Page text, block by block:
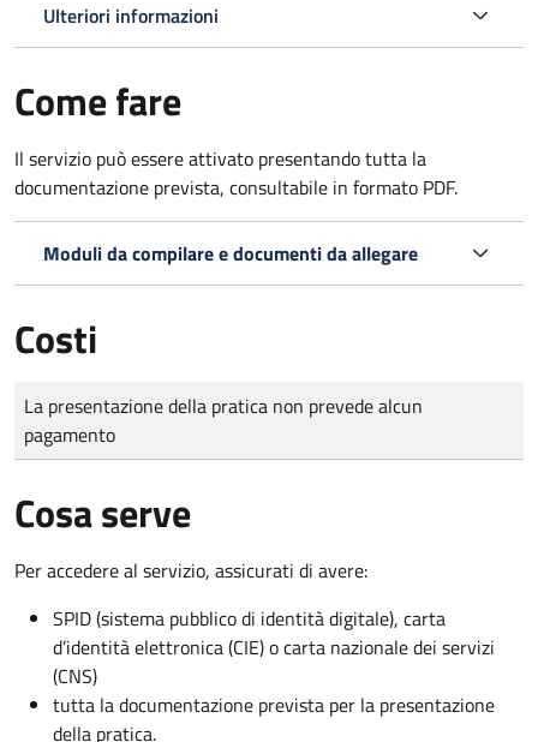
Ulteriori informazioni
Come fare
Il servizio può essere attivato presentando tutta la
documentazione prevista, consultabile in formato PDF.
Moduli da compilare e documenti da allegare
Costi
Tipo di pagamento
Importo
La presentazione della pratica non prevede alcun
pagamento
Cosa serve
Per accedere al servizio, assicurati di avere:
SPID (sistema pubblico di identità digitale), carta
d’identità elettronica (CIE) o carta nazionale dei servizi
(CNS)
tutta la documentazione prevista per la presentazione
della pratica.